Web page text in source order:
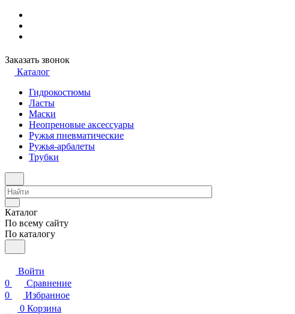
Заказать звонок
Каталог
Гидрокостюмы
Ласты
Маски
Неопреновые аксессуары
Ружья пневматические
Ружья-арбалеты
Трубки
Каталог
По всему сайту
По каталогу
Войти
0
Сравнение
0
Избранное
0 Корзина